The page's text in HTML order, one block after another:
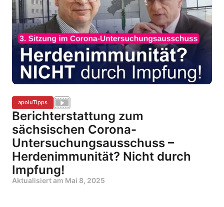
apoluTipps
Berichterstattung zum
sächsischen Corona-
Untersuchungsausschuss –
Herdenimmunität? Nicht durch
Impfung!
Aktualisiert am Mai 8, 2025